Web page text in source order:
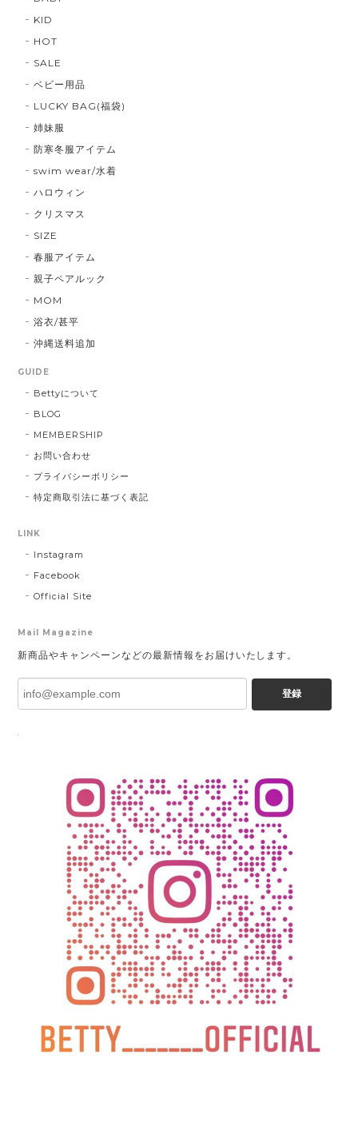
KID
HOT
SALE
ベビー用品
LUCKY BAG(福袋)
姉妹服
防寒冬服アイテム
swim wear/水着
ハロウィン
クリスマス
SIZE
春服アイテム
親子ペアルック
MOM
浴衣/甚平
沖縄送料追加
GUIDE
Bettyについて
BLOG
MEMBERSHIP
お問い合わせ
プライバシーポリシー
特定商取引法に基づく表記
LINK
Instagram
Facebook
Official Site
Mail Magazine
新商品やキャンペーンなどの最新情報をお届けいたします。
登録